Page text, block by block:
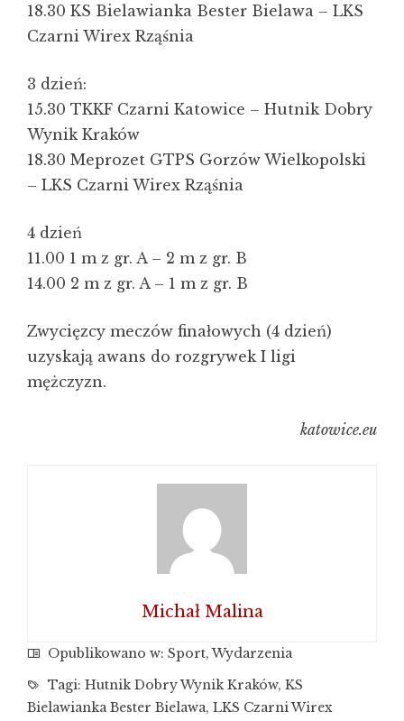
18.30 KS Bielawianka Bester Bielawa – LKS
Czarni Wirex Rząśnia
3 dzień:
15.30 TKKF Czarni Katowice – Hutnik Dobry
Wynik Kraków
18.30 Meprozet GTPS Gorzów Wielkopolski
– LKS Czarni Wirex Rząśnia
4 dzień
11.00 1 m z gr. A – 2 m z gr. B
14.00 2 m z gr. A – 1 m z gr. B
Zwycięzcy meczów finałowych (4 dzień)
uzyskają awans do rozgrywek I ligi
mężczyzn.
katowice.eu
Michał Malina
Opublikowano w: Sport,Wydarzenia
Tagi: Hutnik Dobry Wynik Kraków, KS
Bielawianka Bester Bielawa, LKS Czarni Wirex